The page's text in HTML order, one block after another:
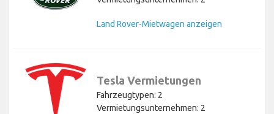
Land Rover-Mietwagen anzeigen
Tesla Vermietungen
Fahrzeugtypen: 2
Vermietungsunternehmen: 2